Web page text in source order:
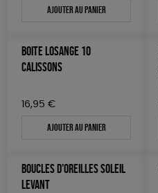
TOUT
Biodégradable
Ajouter au panier
BOITE LOSANGE 10
CALISSONS
16,95 €
Ajouter au panier
BOUCLES D’OREILLES SOLEIL
LEVANT